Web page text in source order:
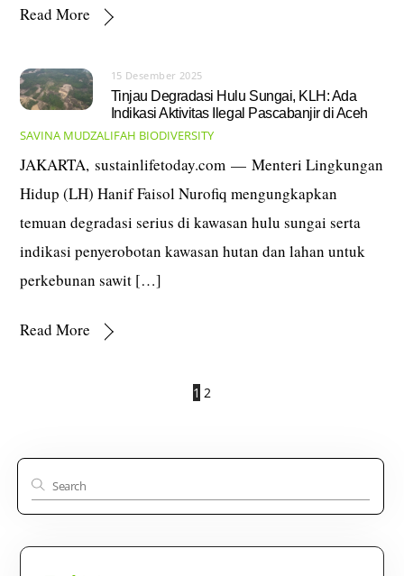
Read More
15 Desember 2025
Tinjau Degradasi Hulu Sungai, KLH: Ada
Indikasi Aktivitas Ilegal Pascabanjir di Aceh
SAVINA MUDZALIFAH BIODIVERSITY
JAKARTA, sustainlifetoday.com — Menteri Lingkungan
Hidup (LH) Hanif Faisol Nurofiq mengungkapkan
temuan degradasi serius di kawasan hulu sungai serta
indikasi penyerobotan kawasan hutan dan lahan untuk
perkebunan sawit […]
Read More
1 2